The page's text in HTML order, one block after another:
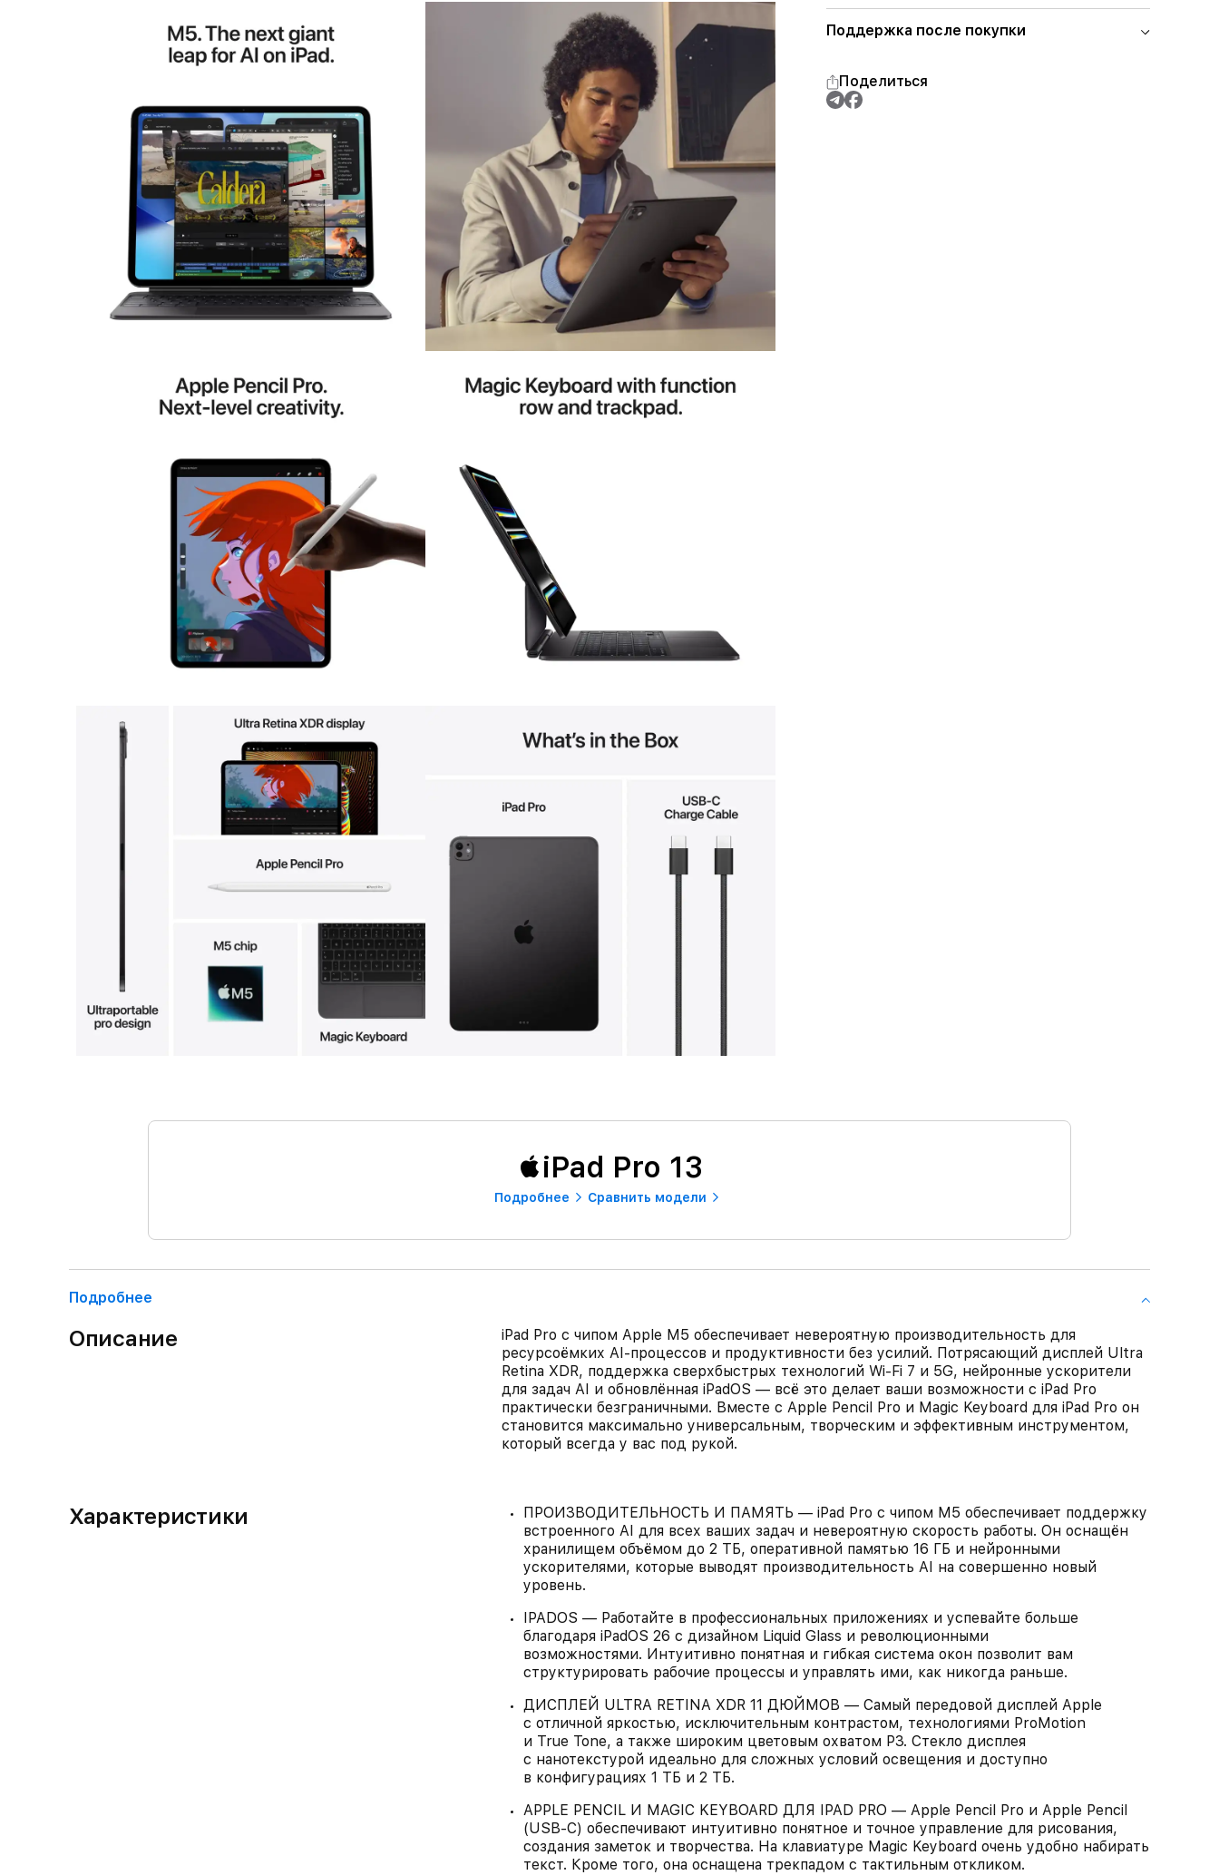
Поддержка после покупки
Поделиться
iPad Pro 13
Подробнее Сравнить модели
Подробнее
Описание
iPad Pro с чипом Apple M5 обеспечивает невероятную производительность для
ресурсоёмких AI‑процессов и продуктивности без усилий. Потрясающий дисплей Ultra
Retina XDR, поддержка сверхбыстрых технологий Wi‑Fi 7 и 5G, нейронные ускорители
для задач AI и обновлённая iPadOS — всё это делает ваши возможности с iPad Pro
практически безграничными. Вместе с Apple Pencil Pro и Magic Keyboard для iPad Pro он
становится максимально универсальным, творческим и эффективным инструментом,
который всегда у вас под рукой.
Характеристики
ПРОИЗВОДИТЕЛЬНОСТЬ И ПАМЯТЬ — iPad Pro с чипом M5 обеспечивает поддержку
встроенного AI для всех ваших задач и невероятную скорость работы. Он оснащён
хранилищем объёмом до 2 ТБ, оперативной памятью 16 ГБ и нейронными
ускорителями, которые выводят производительность AI на совершенно новый
уровень.
IPADOS — Работайте в профессиональных приложениях и успевайте больше
благодаря iPadOS 26 с дизайном Liquid Glass и революционными
возможностями. Интуитивно понятная и гибкая система окон позволит вам
структурировать рабочие процессы и управлять ими, как никогда раньше.
ДИСПЛЕЙ ULTRA RETINA XDR 11 ДЮЙМОВ — Самый передовой дисплей Apple
с отличной яркостью, исключительным контрастом, технологиями ProMotion
и True Tone, а также широким цветовым охватом P3. Стекло дисплея
с нанотекстурой идеально для сложных условий освещения и доступно
в конфигурациях 1 ТБ и 2 ТБ.
APPLE PENCIL И MAGIC KEYBOARD ДЛЯ IPAD PRO — Apple Pencil Pro и Apple Pencil
(USB‑C) обеспечивают интуитивно понятное и точное управление для рисования,
создания заметок и творчества. На клавиатуре Magic Keyboard очень удобно набирать
текст. Кроме того, она оснащена трекпадом с тактильным откликом.